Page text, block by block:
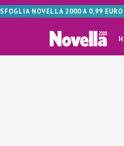
SFOGLIA NOVELLA 2000 A 0,99